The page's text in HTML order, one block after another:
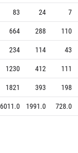
83 24
7
664 288
110
234 114
43
1230 412
111
1821 393
198
6011.0 1991.0 728.0